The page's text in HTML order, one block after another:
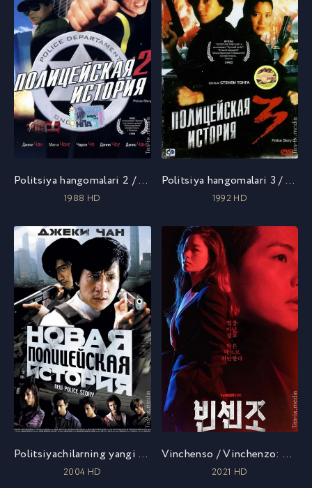
Politsiya hangomalari 2 / Politsiya tarixi 2 / Полицейская история 2 / Uzbek tilida / O'zbekcha tarjima
1988 HD
Politsiya hangomalari 3 / Politsiya tarixi 3 Super politsiyachi / Полицейская история 3: Суперполицейский / Uzbek tilida / O'zbekcha tarjima
1992 HD
Politsiyachilarning yangi sarguzashtlari / Yangi politsiya tarixi / Новая полицейская история / Uzbek tilida / O'zbekcha tarjima
2004 HD
Vinchenso / Vinchenzo: Mafiya tarixi / 8-qism 20 dan / Винченцо / 1 сезон / Uzbek tilida / O'zbekcha tarjima / Barcha qismlari
2021 HD